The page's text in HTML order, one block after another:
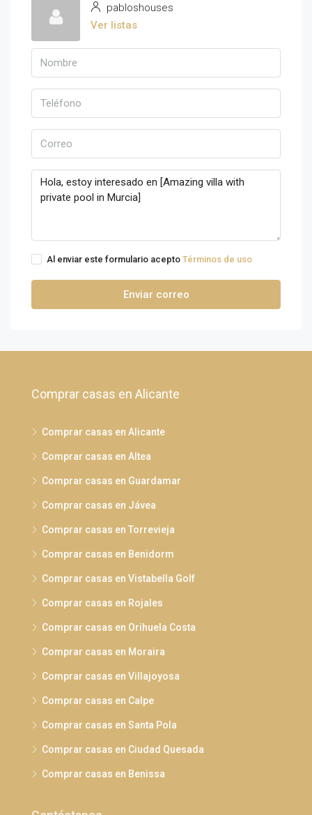
pabloshouses
Ver listas
Al enviar este formulario acepto Términos de uso
Enviar correo
Comprar casas en Alicante
Comprar casas en Alicante
Comprar casas en Altea
Comprar casas en Guardamar
Comprar casas en Jávea
Comprar casas en Torrevieja
Comprar casas en Benidorm
Comprar casas en Vistabella Golf
Comprar casas en Rojales
Comprar casas en Orihuela Costa
Comprar casas en Moraira
Comprar casas en Villajoyosa
Comprar casas en Calpe
Comprar casas en Santa Pola
Comprar casas en Ciudad Quesada
Comprar casas en Benissa